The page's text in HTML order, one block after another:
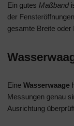
Ein gutes Maßband
der
gesamte Breite
Eine Wasserwaage
Messungen genau
Ausrichtung